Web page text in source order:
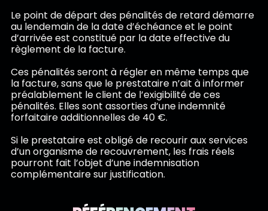
Le point de départ des pénalités de retard démarre
au lendemain de la date d’échéance et le point
d’arrivée est constitué par la date effective du
règlement de la facture.
Ces pénalités seront à régler en même temps que
la facture, sans que le prestataire n’ait à informer
préalablement le client de l’exigibilité de ces
pénalités. Elles sont assorties d’une indemnité
forfaitaire additionnelles de 40 €.
Si le prestataire est obligé de recourir aux services
d’un organisme de recouvrement, les frais réels
pourront fait l’objet d’une indemnisation
complémentaire sur justification.